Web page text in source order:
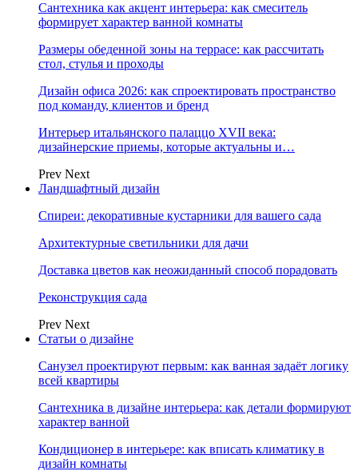
Сантехника как акцент интерьера: как смеситель
формирует характер ванной комнаты
Размеры обеденной зоны на террасе: как рассчитать
стол, стулья и проходы
Дизайн офиса 2026: как спроектировать пространство
под команду, клиентов и бренд
Интерьер итальянского палаццо XVII века:
дизайнерские приемы, которые актуальны и…
Prev Next
Ландшафтный дизайн
Спиреи: декоративные кустарники для вашего сада
Архитектурные светильники для дачи
Доставка цветов как неожиданный способ порадовать
Реконструкция сада
Prev Next
Статьи о дизайне
Санузел проектируют первым: как ванная задаёт логику
всей квартиры
Сантехника в дизайне интерьера: как детали формируют
характер ванной
Кондиционер в интерьере: как вписать климатику в
дизайн комнаты